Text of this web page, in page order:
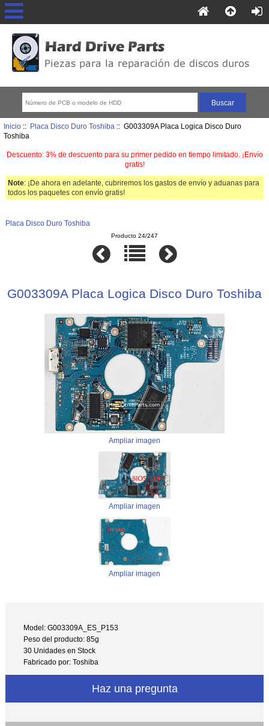
Inicio:: Placa Disco Duro Toshiba :: G003309A Placa Logica Disco Duro
Toshiba
Descuento: 3% de descuento para su primer pedido en tiempo limitado. ¡Envío
gratis!
Note: ¡De ahora en adelante, cubriremos los gastos de envío y aduanas para
todos los paquetes con envío gratis!
Placa Disco Duro Toshiba
Producto 24/247
G003309A Placa Logica Disco Duro Toshiba
Ampliar imagen
Ampliar imagen
Ampliar imagen
Model: G003309A_ES_P153
Peso del producto: 85g
30 Unidades en Stock
Fabricado por: Toshiba
Haz una pregunta